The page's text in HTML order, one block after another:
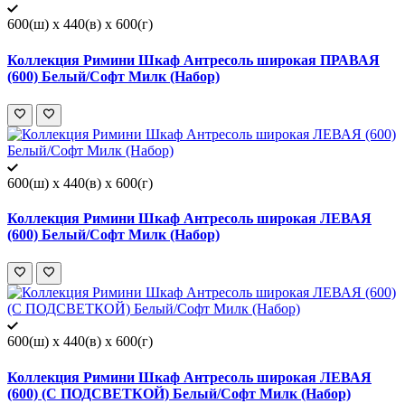
600(ш) x 440(в) x 600(г)
Коллекция Римини Шкаф Антресоль широкая ПРАВАЯ
(600) Белый/Софт Милк (Набор)
600(ш) x 440(в) x 600(г)
Коллекция Римини Шкаф Антресоль широкая ЛЕВАЯ
(600) Белый/Софт Милк (Набор)
600(ш) x 440(в) x 600(г)
Коллекция Римини Шкаф Антресоль широкая ЛЕВАЯ
(600) (С ПОДСВЕТКОЙ) Белый/Софт Милк (Набор)